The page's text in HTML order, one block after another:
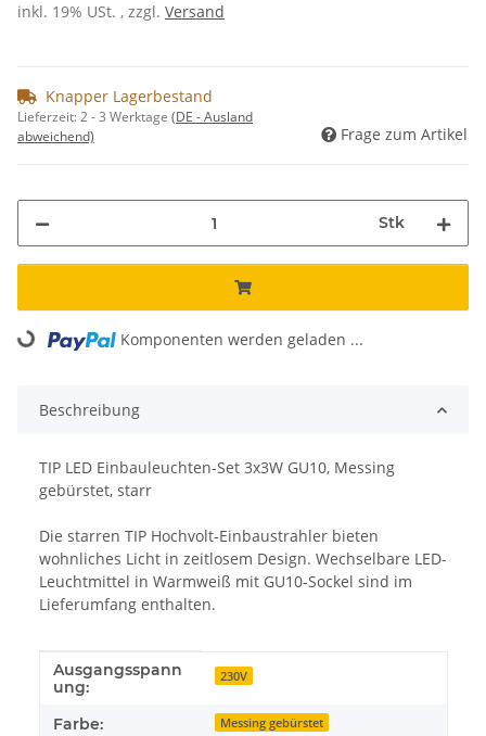
inkl. 19% USt. , zzgl. Versand
Knapper Lagerbestand
Lieferzeit:2 - 3 Werktage (DE - Ausland
abweichend)
Frage zum Artikel
Stk
Loading... Komponenten werden geladen ...
Beschreibung
TIP LED Einbauleuchten-Set 3x3W GU10, Messing
gebürstet, starr
Die starren TIP Hochvolt-Einbaustrahler bieten
wohnliches Licht in zeitlosem Design. Wechselbare LED-
Leuchtmittel in Warmweiß mit GU10-Sockel sind im
Lieferumfang enthalten.
Produkteigenschaft
Wert
Ausgangsspann
ung:
230V
Farbe: Messing gebürstet